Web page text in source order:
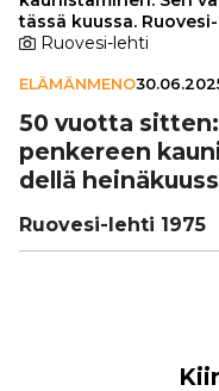
tässä kuussa.
Ruovesi-lehti
ELÄMÄNMENO
50 vuotta
penkereen
dellä
Ruovesi-lehti 1975